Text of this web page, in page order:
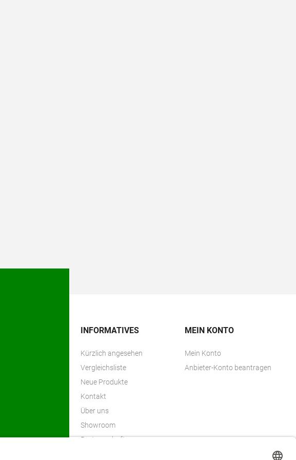
INFORMATIVES
Kürzlich angesehen
Vergleichsliste
Neue Produkte
Kontakt
Über uns
Showroom
Partnerschaften
MEIN KONTO
Mein Konto
Anbieter-Konto beantragen